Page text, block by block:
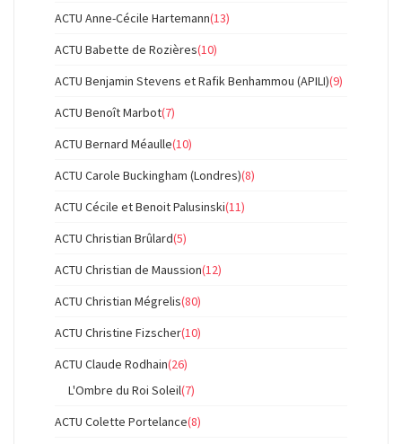
ACTU Anne-Cécile Hartemann(13)
ACTU Babette de Rozières(10)
ACTU Benjamin Stevens et Rafik Benhammou (APILI)(9)
ACTU Benoît Marbot(7)
ACTU Bernard Méaulle(10)
ACTU Carole Buckingham (Londres)(8)
ACTU Cécile et Benoit Palusinski(11)
ACTU Christian Brûlard(5)
ACTU Christian de Maussion(12)
ACTU Christian Mégrelis(80)
ACTU Christine Fizscher(10)
ACTU Claude Rodhain(26)
L'Ombre du Roi Soleil(7)
ACTU Colette Portelance(8)